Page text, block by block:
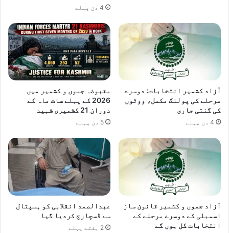
4 دن پہلے
آزاد کشمیر انتخابات: دوسرے
مرحلے کی پولنگ مکمل، ووٹوں
کی گنتی جاری
4 دن پہلے
مقبوضہ جموں و کشمیر میں
2026 کے پہلے سات ماہ کے
دوران 21 کشمیری شہید
5 دن پہلے
آزاد جموں و کشمیر قانون ساز
اسمبلی کے دوسرے مرحلے کے
انتخابات کل ہوں گے
عبدالصمد انقلابی کو ہسپتال
سے ڈسچارج کردیا گیا
2 ہفتے پہلے